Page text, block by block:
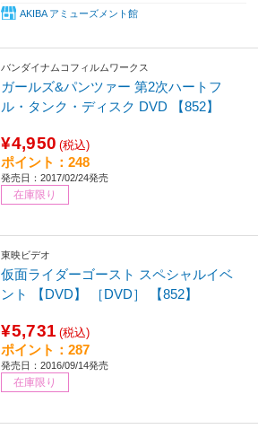
AKIBA アミューズメント館
バンダイナムコフィルムワークス
ガールズ&パンツァー 第2次ハートフ
ル・タンク・ディスク DVD 【852】
¥4,950 (税込)
ポイント：248
発売日：2017/02/24発売
在庫限り
東映ビデオ
仮面ライダーゴースト スペシャルイベ
ント 【DVD】 ［DVD］ 【852】
¥5,731 (税込)
ポイント：287
発売日：2016/09/14発売
在庫限り